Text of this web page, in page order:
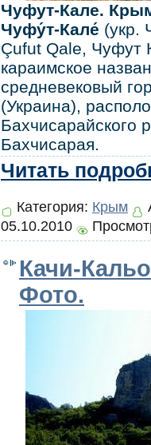
Чуфут-Кале.
Чуфу́т-Кале́ (укр.
Çufut Qale, Чуфут
караимское
средневековый
(Украина),
Бахчисарайского
Бахчисарая.
Читать
Категория: Крым
05.10.2010
Качи-
Фото.